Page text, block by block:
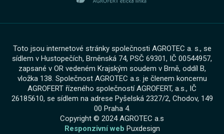
Toto jsou internetové stránky společnosti AGROTEC a. s., se
sídlem v Hustopečích, Brněnská 74, PSČ 69301, IČ 00544957,
zapsané v OR vedeném Krajským soudem v Brně, oddíl B,
vložka 138. Společnost AGROTEC a.s. je členem koncernu
AGROFERT řízeného společností AGROFERT, a.s., IČ
26185610, se sídlem na adrese Pyšelská 2327/2, Chodov, 149
00 Praha 4.
Copyright © 2024 AGROTEC a.s
Responzivní web Puxdesign